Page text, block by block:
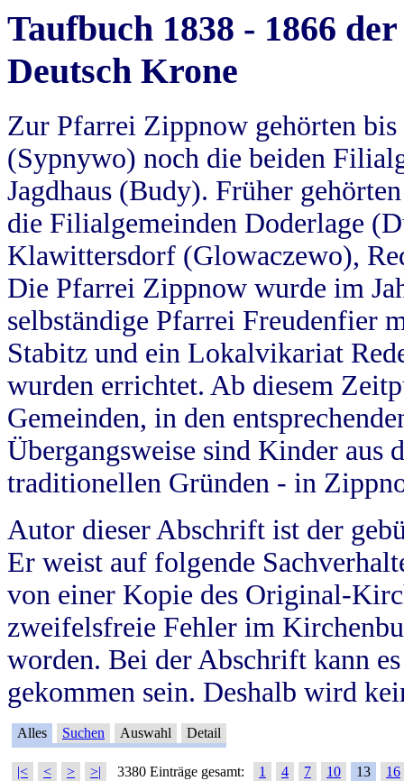
Taufbuch 1838 - 1866
Deutsch Krone
Zur Pfarrei Zippnow gehörten
(Sypnywo) noch die beiden
Jagdhaus (Budy). Früher
die Filialgemeinden Doderlage
Klawittersdorf (Glowaczewo),
Die Pfarrei Zippnow wurde im
selbständige Pfarrei Freudenfier
Stabitz und ein Lokalvikariat
wurden errichtet. Ab diesem
Gemeinden, in den
Übergangsweise sind Kinder aus
traditionellen Gründen - in
Autor dieser Abschrift ist der
Er weist auf folgende
von einer Kopie des Original-
zweifelsfreie Fehler im
worden. Bei der Abschrift kann
gekommen sein. Deshalb wird
Alles Suchen Auswahl Detail
|< < > >| 3380 Einträge gesamt: 1 4 7 10 13
16